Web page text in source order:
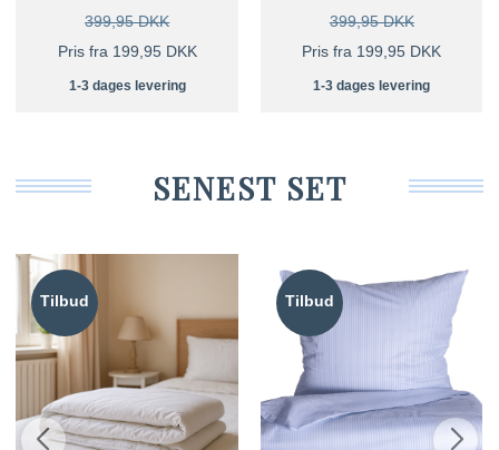
399,95 DKK
Pris fra 199,95 DKK
1-3 dages levering
399,95 DKK
Pris fra 199,95 DKK
1-3 dages levering
SENEST SET
Tilbud Tilbud